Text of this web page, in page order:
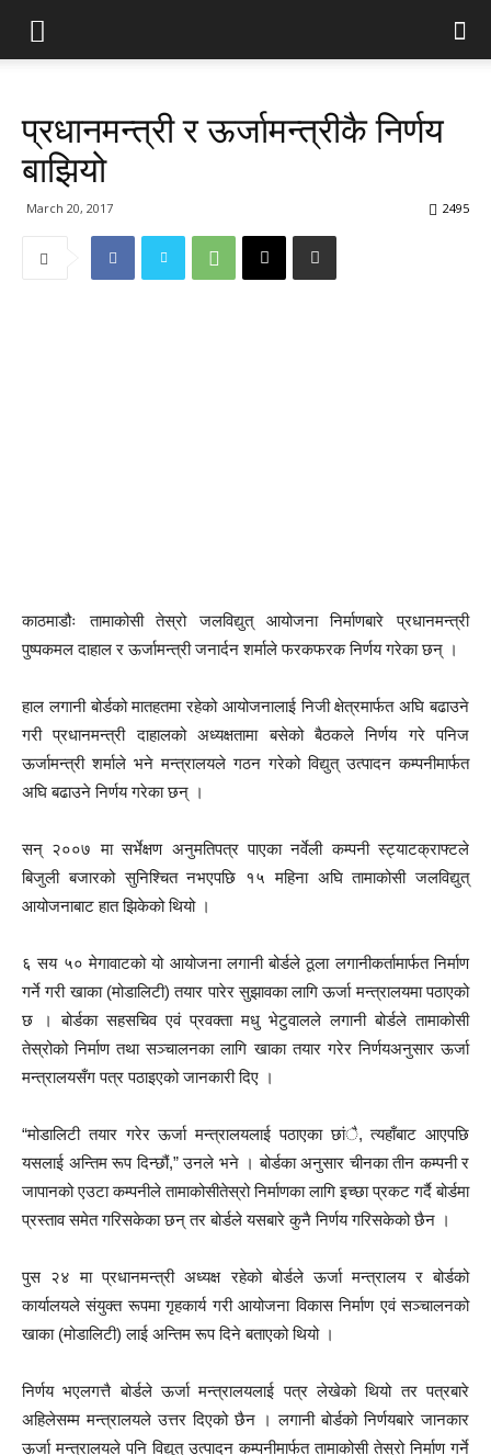
प्रधानमन्त्री र ऊर्जामन्त्रीकै निर्णय
बाझियो
March 20, 2017 2495
काठमाडौः तामाकोसी तेस्रो जलविद्युत् आयोजना निर्माणबारे प्रधानमन्त्री
पुष्पकमल दाहाल र ऊर्जामन्त्री जनार्दन शर्माले फरकफरक निर्णय गरेका छन् ।
हाल लगानी बोर्डको मातहतमा रहेको आयोजनालाई निजी क्षेत्रमार्फत अघि बढाउने
गरी प्रधानमन्त्री दाहालको अध्यक्षतामा बसेको बैठकले निर्णय गरे पनिज
ऊर्जामन्त्री शर्माले भने मन्त्रालयले गठन गरेको विद्युत् उत्पादन कम्पनीमार्फत
अघि बढाउने निर्णय गरेका छन् ।
सन् २००७ मा सर्भेक्षण अनुमतिपत्र पाएका नर्वेली कम्पनी स्ट्याटक्राफ्टले
बिजुली बजारको सुनिश्चित नभएपछि १५ महिना अघि तामाकोसी जलविद्युत्
आयोजनाबाट हात झिकेको थियो ।
६ सय ५० मेगावाटको यो आयोजना लगानी बोर्डले ठूला लगानीकर्तामार्फत निर्माण
गर्ने गरी खाका (मोडालिटी) तयार पारेर सुझावका लागि ऊर्जा मन्त्रालयमा पठाएको
छ । बोर्डका सहसचिव एवं प्रवक्ता मधु भेटुवालले लगानी बोर्डले तामाकोसी
तेस्रोको निर्माण तथा सञ्चालनका लागि खाका तयार गरेर निर्णयअनुसार ऊर्जा
मन्त्रालयसँग पत्र पठाइएको जानकारी दिए ।
“मोडालिटी तयार गरेर ऊर्जा मन्त्रालयलाई पठाएका छांै, त्यहाँबाट आएपछि
यसलाई अन्तिम रूप दिन्छौं,” उनले भने । बोर्डका अनुसार चीनका तीन कम्पनी र
जापानको एउटा कम्पनीले तामाकोसीतेस्रो निर्माणका लागि इच्छा प्रकट गर्दै बोर्डमा
प्रस्ताव समेत गरिसकेका छन् तर बोर्डले यसबारे कुनै निर्णय गरिसकेको छैन ।
पुस २४ मा प्रधानमन्त्री अध्यक्ष रहेको बोर्डले ऊर्जा मन्त्रालय र बोर्डको
कार्यालयले संयुक्त रूपमा गृहकार्य गरी आयोजना विकास निर्माण एवं सञ्चालनको
खाका (मोडालिटी) लाई अन्तिम रूप दिने बताएको थियो ।
निर्णय भएलगत्तै बोर्डले ऊर्जा मन्त्रालयलाई पत्र लेखेको थियो तर पत्रबारे
अहिलेसम्म मन्त्रालयले उत्तर दिएको छैन । लगानी बोर्डको निर्णयबारे जानकार
ऊर्जा मन्त्रालयले पनि विद्युत् उत्पादन कम्पनीमार्फत तामाकोसी तेस्रो निर्माण गर्ने